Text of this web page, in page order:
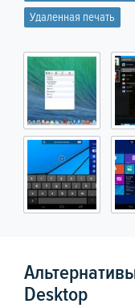
Удаленная печать
Desktop